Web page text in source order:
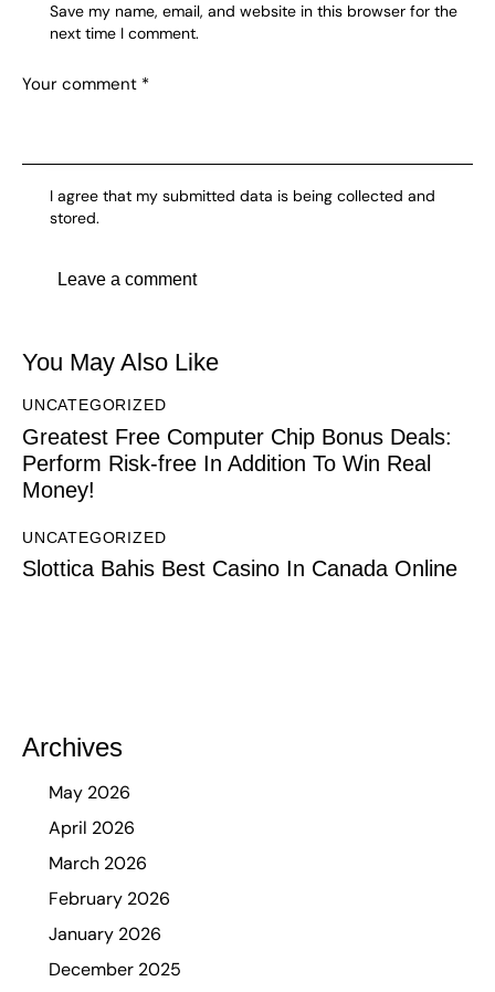
Save my name, email, and website in this browser for the
next time I comment.
I agree that my submitted data is being collected and
stored.
You May Also Like
UNCATEGORIZED
Greatest Free Computer Chip Bonus Deals:
Perform Risk-free In Addition To Win Real
Money!
UNCATEGORIZED
Slottica Bahis Best Casino In Canada Online
Archives
May 2026
April 2026
March 2026
February 2026
January 2026
December 2025